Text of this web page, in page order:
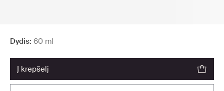
Dydis: 60 ml
į krepšelį